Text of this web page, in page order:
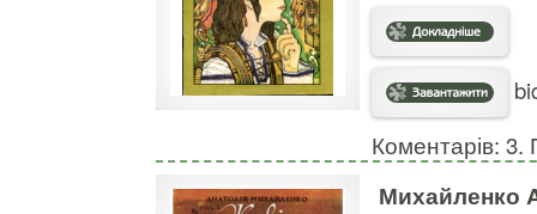
Коментарів: 3.
Михайленко